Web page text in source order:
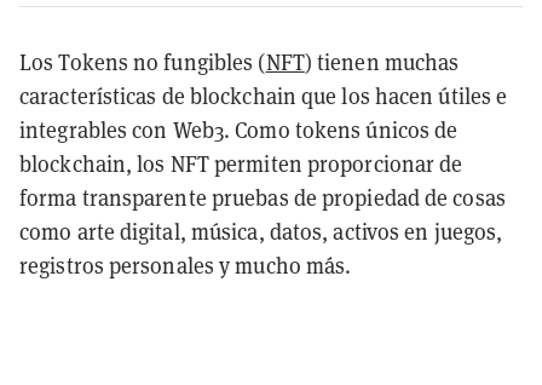
Los Tokens no fungibles (NFT) tienen muchas
características de blockchain que los hacen útiles e
integrables con Web3. Como tokens únicos de
blockchain, los NFT permiten proporcionar de
forma transparente pruebas de propiedad de cosas
como arte digital, música, datos, activos en juegos,
registros personales y mucho más.